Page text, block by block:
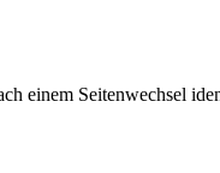
einem Seitenwechsel